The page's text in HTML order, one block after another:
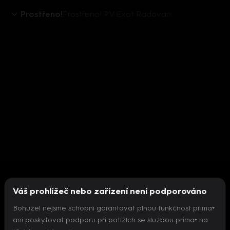
Prostřeno!
Nepodařilo se inicializovat přehrávač
Váš prohlížeč nebo zařízení není podporováno
Bohužel nejsme schopni garantovat plnou funkčnost prima+
ani poskytovat podporu při potížích se službou prima+ na